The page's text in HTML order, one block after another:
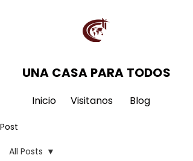
UNA CASA PARA TODOS
Inicio Visitanos Blog
Post
All Posts